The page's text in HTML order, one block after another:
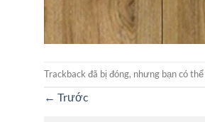
Trackback đã bị đóng, nhưng bạn có thể
← Trước